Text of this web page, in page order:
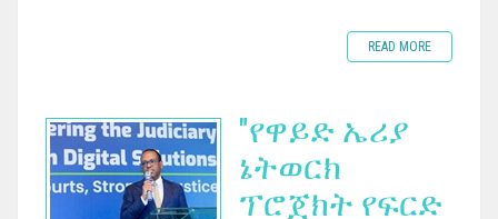
READ MORE
"የዋይድ ኤሪያ
ኔትወርክ
ፕሮጀክት የፍርድ